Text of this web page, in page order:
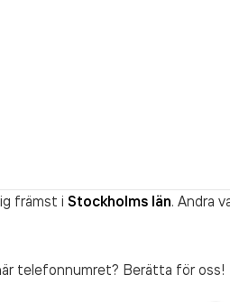
främst i Stockholms län. Andra
telefonnumret? Berätta för oss!